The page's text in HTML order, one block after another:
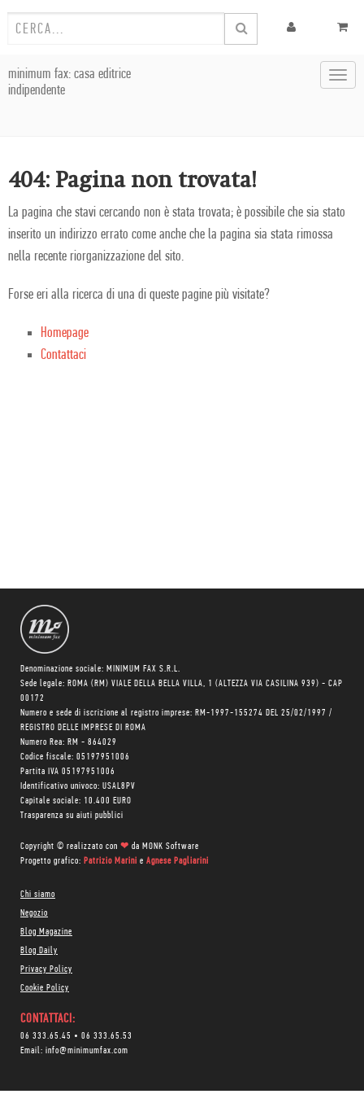
minimum fax: casa editrice
indipendente
404: Pagina non trovata!
La pagina che stavi cercando non è stata trovata; è possibile che sia stato
inserito un indirizzo errato come anche che la pagina sia stata rimossa
nella recente riorganizzazione del sito.
Forse eri alla ricerca di una di queste pagine più visitate?
Homepage
Contattaci
Denominazione sociale: MINIMUM FAX S.R.L.
Sede legale: ROMA (RM) VIALE DELLA BELLA VILLA, 1 (ALTEZZA VIA CASILINA 939) - CAP
00172
Numero e sede di iscrizione al registro imprese: RM-1997-155274 DEL 25/02/1997 /
REGISTRO DELLE IMPRESE DI ROMA
Numero Rea: RM - 864029
Codice fiscale: 05197951006
Partita IVA 05197951006
Identificativo univoco: USAL8PV
Capitale sociale: 10.400 EURO
Trasparenza su aiuti pubblici
Copyright © realizzato con ❤ da MONK Software
Progetto grafico: Patrizio Marini e Agnese Pagliarini
Chi siamo
Negozio
Blog Magazine
Blog Daily
Privacy Policy
Cookie Policy
CONTATTACI:
06 333.65.45 • 06 333.65.53
Email: info@minimumfax.com